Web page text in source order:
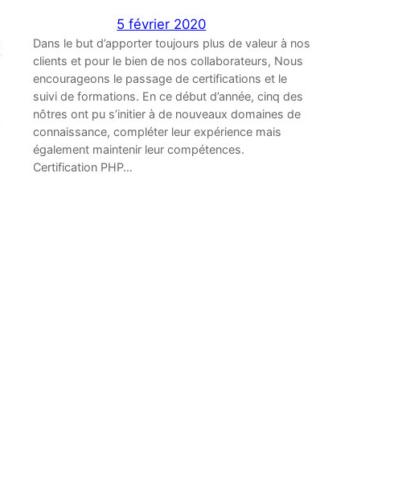
5 février 2020
Dans le but d’apporter toujours plus de valeur à nos
clients et pour le bien de nos collaborateurs, Nous
encourageons le passage de certifications et le
suivi de formations. En ce début d’année, cinq des
nôtres ont pu s’initier à de nouveaux domaines de
connaissance, compléter leur expérience mais
également maintenir leur compétences.
Certification PHP…